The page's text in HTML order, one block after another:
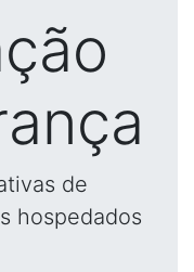
de
hospedados